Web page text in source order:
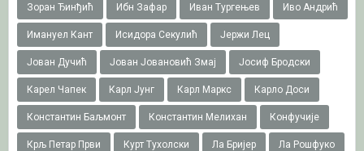
Зоран Ђинђић Ибн Зафар Иван Тургењев Иво Андрић
Имануел Кант Исидора Секулић Јержи Лец
Јован Дучић Јован Јовановић Змај Јосиф Бродски
Карел Чапек Карл Јунг Карл Маркс Карло Доси
Константин Баљмонт Константин Мелихан Конфучије
Крљ Петар Први Курт Тухолски Ла Бријер Ла Рошфуко